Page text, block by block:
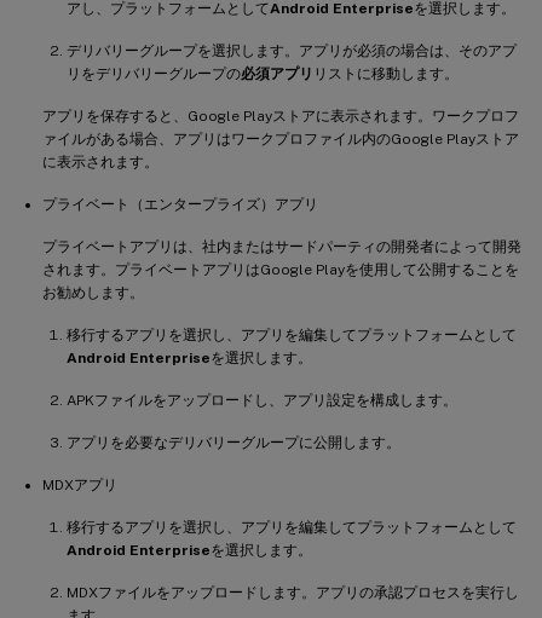
アし、プラットフォームとしてAndroid Enterpriseを選択します。
デリバリーグループを選択します。アプリが必須の場合は、そのアプ
リをデリバリーグループの必須アプリ リストに移動します。
アプリを保存すると、Google Playストアに表示されます。ワークプロフ
ァイルがある場合、アプリはワークプロファイル内のGoogle Playストア
に表示されます。
プライベート（エンタープライズ）アプリ
プライベートアプリは、社内またはサードパーティの開発者によって開発
されます。プライベートアプリはGoogle Playを使用して公開することを
お勧めします。
移行するアプリを選択し、アプリを編集してプラットフォームとして
Android Enterpriseを選択します。
APKファイルをアップロードし、アプリ設定を構成します。
アプリを必要なデリバリーグループに公開します。
MDXアプリ
移行するアプリを選択し、アプリを編集してプラットフォームとして
Android Enterpriseを選択します。
MDXファイルをアップロードします。アプリの承認プロセスを実行し